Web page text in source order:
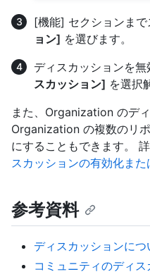
[機能] セクションまで
ョン] を選びます。
ディスカッションを
スカッション] を選択
また、Organization のデ
Organization の複数のリ
にすることもできます。
スカッションの有効化ま
参考資料
ディスカッションにつ
コミュニティのディ